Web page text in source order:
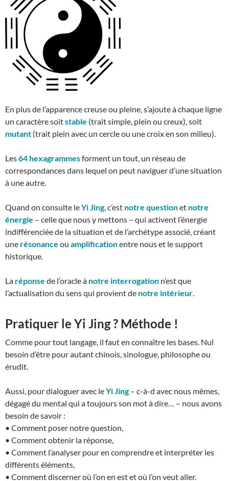
En plus de l’apparence creuse ou pleine, s’ajoute à chaque ligne
un caractère soitstable (trait simple, plein ou creux), soit
mutant (trait plein avec un cercle ou une croix en son milieu).
Les64 hexagrammesforment un tout, un réseau de
correspondances dans lequel on peut naviguer d’une situation
à une autre.
Quand on consulte leYi Jing, c’est notre questionet notre
énergie – celle que nous y mettons – qui activent l’énergie
indifférenciée de la situation et de l’archétype associé, créant
une résonance ou amplificationentre nous et le support
historique.
La réponse de l’oracle à notre interrogation n’est que
l’actualisation du sens qui provient de notre intérieur
Pratiquer le Yi Jing ? Méthode !
Comme pour tout langage, il faut en connaître les bases. Nul
besoin d’être pour autant chinois, sinologue, philosophe ou
érudit.
Aussi, pour dialoguer avec leYi Jing– c-à-d avec nous mêmes,
dégagé du mental qui a toujours son mot à dire… – nous avons
besoin de savoir :
• Comment poser notre question,
• Comment obtenir la réponse,
• Comment l’analyser pour en comprendre et interpréter les
différents éléments,
• Comment discerner où l’on en est et où l’on veut aller.